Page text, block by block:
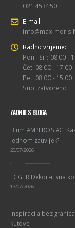
021 453450
E-mail:
info@max-
Radno vrijeme:
Pon - Sri: 08:00 -
Čet: 08:00 - 17:00
Pet: 08:00 - 15:00
Sub: zatvoreno
ZADNJE S BLOGA
Blum AMPEROS AC:
jednom zauvijek?
20/07/2026
EGGER Dekorativna
13/07/2026
Inspiracija bez
kutove